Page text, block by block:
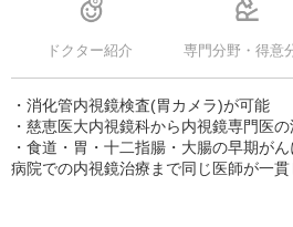
ドクター紹介 専門分野・得意
・消化管内視鏡検査(胃カメラ)が可能
・慈恵医大内視鏡科から内視鏡専門医の
・食道・胃・十二指腸・大腸の早期が
病院での内視鏡治療まで同じ医師が一